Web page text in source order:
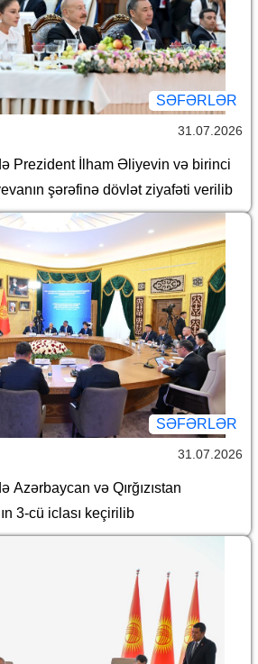
SƏFƏRLƏR
31.07.2026
Prezident İlham Əliyevin və birinci
şərəfinə dövlət ziyafəti verilib
SƏFƏRLƏR
31.07.2026
Azərbaycan və Qırğızıstan
3-cü iclası keçirilib